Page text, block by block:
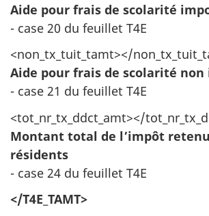
Aide pour frais de scolarité
- case 20 du feuillet T4E
<non_tx_tuit_tamt></
Aide pour frais de scolarité non
- case 21 du feuillet T4E
<tot_nr_tx_ddct_amt></
Montant total de l’impôt
résidents
- case 24 du feuillet T4E
</T4E_TAMT>